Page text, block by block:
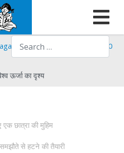
Search Srote
Srote - 2020
ऊर्जा का दृश्य
एक छात्रा की मुहिम
से हटने की तैयारी